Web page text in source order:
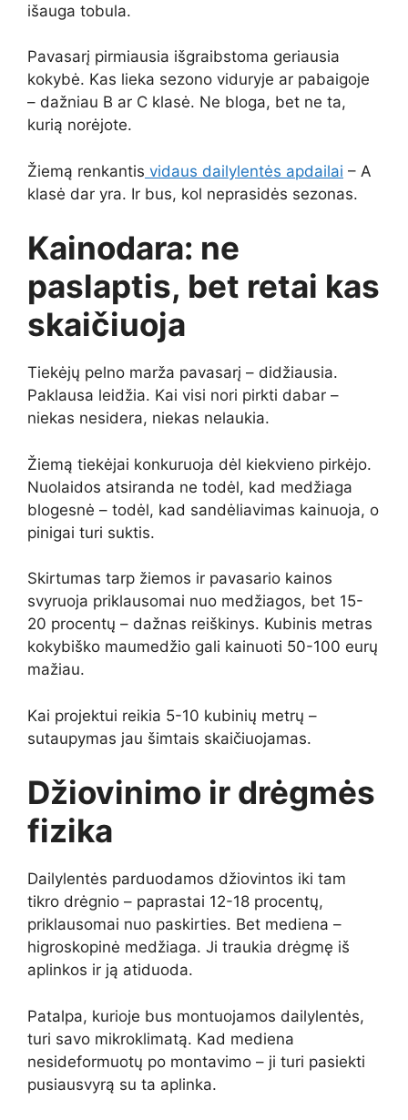
išauga tobula.
Pavasarį pirmiausia išgraibstoma geriausia
kokybė. Kas lieka sezono viduryje ar pabaigoje
– dažniau B ar C klasė. Ne bloga, bet ne ta,
kurią norėjote.
Žiemą renkantis vidaus dailylentės apdailai – A
klasė dar yra. Ir bus, kol neprasidės sezonas.
Kainodara: ne
paslaptis, bet retai kas
skaičiuoja
Tiekėjų pelno marža pavasarį – didžiausia.
Paklausa leidžia. Kai visi nori pirkti dabar –
niekas nesidera, niekas nelaukia.
Žiemą tiekėjai konkuruoja dėl kiekvieno pirkėjo.
Nuolaidos atsiranda ne todėl, kad medžiaga
blogesnė – todėl, kad sandėliavimas kainuoja, o
pinigai turi suktis.
Skirtumas tarp žiemos ir pavasario kainos
svyruoja priklausomai nuo medžiagos, bet 15-
20 procentų – dažnas reiškinys. Kubinis metras
kokybiško maumedžio gali kainuoti 50-100 eurų
mažiau.
Kai projektui reikia 5-10 kubinių metrų –
sutaupymas jau šimtais skaičiuojamas.
Džiovinimo ir drėgmės
fizika
Dailylentės parduodamos džiovintos iki tam
tikro drėgnio – paprastai 12-18 procentų,
priklausomai nuo paskirties. Bet mediena –
higroskopinė medžiaga. Ji traukia drėgmę iš
aplinkos ir ją atiduoda.
Patalpa, kurioje bus montuojamos dailylentės,
turi savo mikroklimatą. Kad mediena
nesideformuotų po montavimo – ji turi pasiekti
pusiausvyrą su ta aplinka.